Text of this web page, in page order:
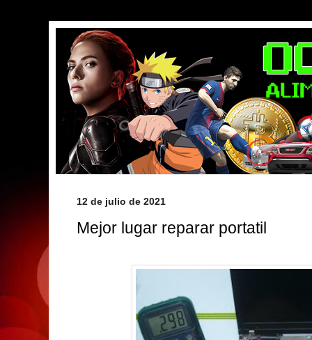
12 de julio de 2021
Mejor lugar reparar portatil